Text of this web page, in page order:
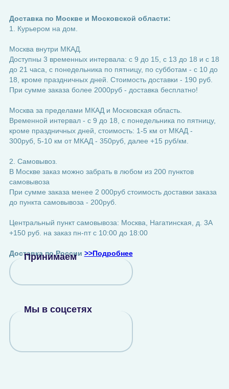
Доставка по Москве и Московской области:
1. Курьером на дом.
Москва внутри МКАД.
Доступны 3 временных интервала: с 9 до 15, с 13 до 18 и с 18
до 21 часа, с понедельника по пятницу, по субботам - с 10 до
18, кроме праздничных дней. Стоимость доставки - 190 руб.
При сумме заказа более 2000руб - доставка бесплатно!
Москва за пределами МКАД и Московская область.
Временной интервал - с 9 до 18, с понедельника по пятницу,
кроме праздничных дней, стоимость: 1-5 км от МКАД -
300руб, 5-10 км от МКАД - 350руб, далее +15 руб/км.
2. Самовывоз.
В Москве заказ можно забрать в любом из 200 пунктов
самовывоза
При сумме заказа менее 2 000руб стоимость доставки заказа
до пункта самовывоза - 200руб.
Центральный пункт самовывоза: Москва, Нагатинская, д. 3А
+150 руб. на заказ пн-пт с 10:00 до 18:00
Доставка по России >>Подробнее
Принимаем
Мы в соцсетях